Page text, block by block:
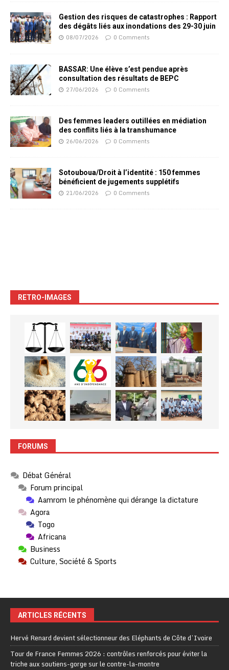
Gestion des risques de catastrophes : Rapport
des dégâts liés aux inondations des 29-30 juin
08/07/2026 0 Comments
BASSAR: Une élève s’est pendue après
consultation des résultats de BEPC
27/06/2026 0 Comments
Des femmes leaders outillées en médiation
des conflits liés à la transhumance
26/06/2026 0 Comments
Sotouboua/Droit à l’identité : 150 femmes
bénéficient de jugements supplétifs
21/06/2026 0 Comments
RETRO-IMAGES
FORUMS
Débat Général
Forum principal
Aamrom le phénomène qui dérange la dictature
Agora
Togo
Africana
Business
Culture, Société & Sports
ARTICLES RÉCENTS
Hervé Renard devient sélectionneur des Eléphants de Côte d’Ivoire
Tour de France Femmes 2026 : contrôles renforcés pour éviter la
triche aux soutiens-gorge sur le contre-la-montre